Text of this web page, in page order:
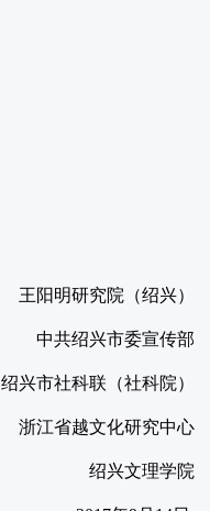
王阳明研究院（绍兴）
中共绍兴市委宣传部
绍兴市社科联（社科院）
浙江省越文化研究中心
绍兴文理学院